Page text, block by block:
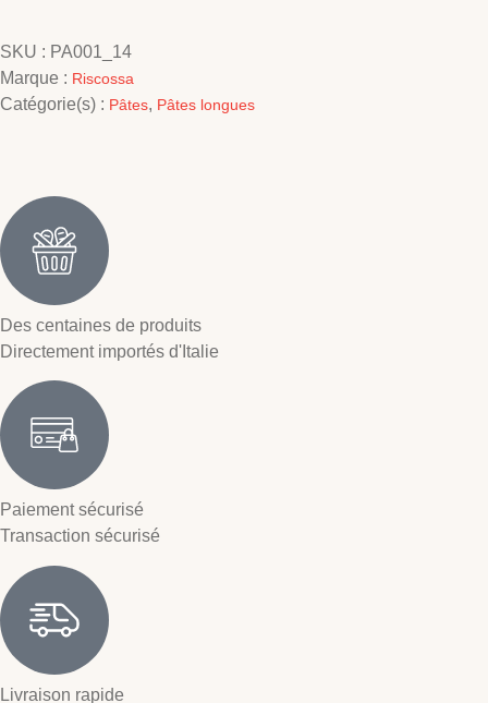
SKU : PA001_14
Marque : Riscossa
Catégorie(s) : Pâtes, Pâtes longues
Des centaines de produits
Directement importés d'Italie
Paiement sécurisé
Transaction sécurisé
Livraison rapide